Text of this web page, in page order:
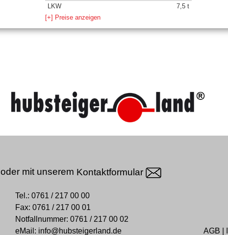
LKW
7,5 t
[+] Preise anzeigen
oder mit unserem Kontaktformular
Tel.:0761 / 217 00 00
Fax:0761 / 217 00 01
Notfallnummer:0761 / 217 00 02
eMail: info@hubsteigerland.de AGB